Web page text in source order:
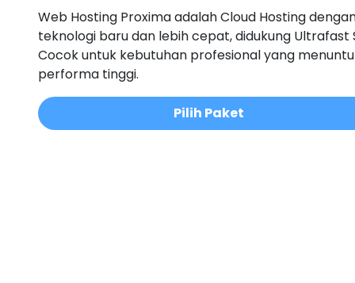
Web Hosting Proxima adalah Cloud Hosting
teknologi baru dan lebih cepat, didukung Ultrafast
Cocok untuk kebutuhan profesional yang
performa tinggi.
Pilih Paket